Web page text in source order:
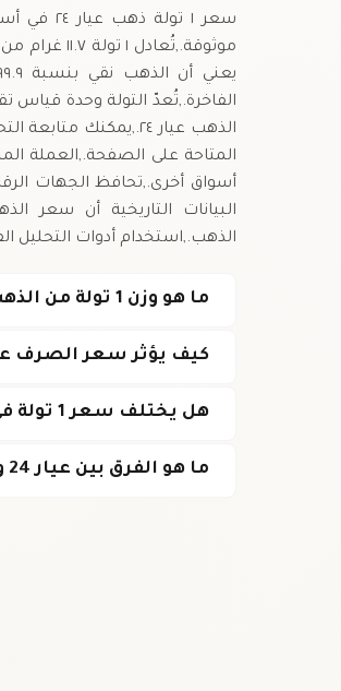
سعر ١
الفاخرة.,تُعدّ التولة وحدة
الذهب عيار
أسواق أخرى.,تحافظ الجهات
البيانات التاريخية أن سعر
الذهب.,استخدام أدوات التحليل الفني
ما هو وزن 1 تولة من الذهب عيار 24 بالمتر المربع؟
كيف يؤثر سعر الصرف
هل يختلف سعر 1 تولة في المدن الأسترالية المختلفة؟
ما هو الفرق بين عيار 24 وعيار 22؟